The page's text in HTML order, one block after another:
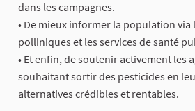
dans les campagnes.
• De mieux informer la population via
polliniques et les services de santé
• Et enfin, de soutenir activement les
souhaitant sortir des pesticides en
alternatives crédibles et rentables.